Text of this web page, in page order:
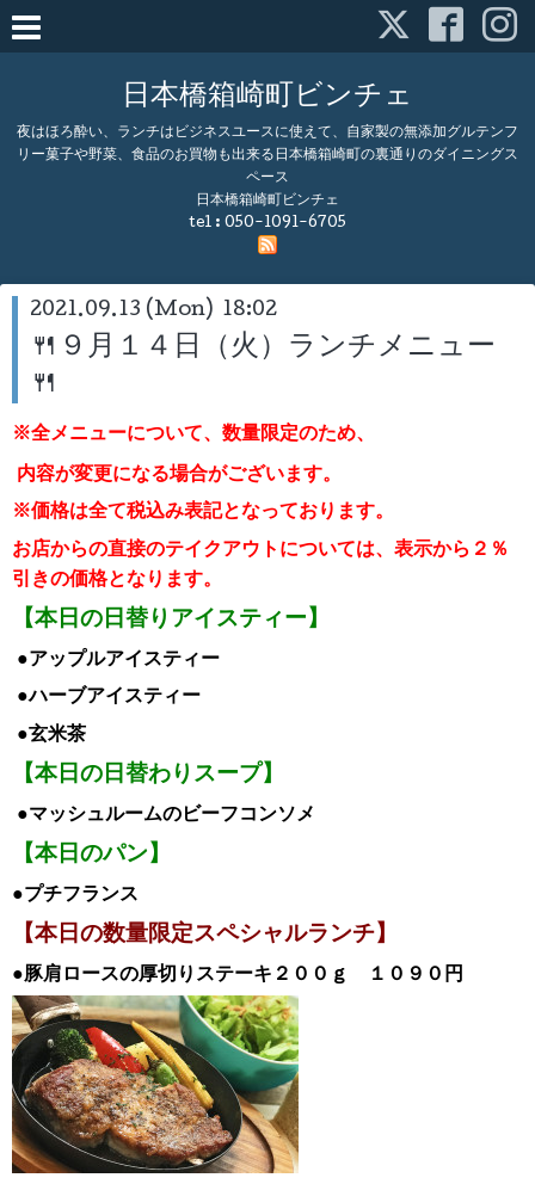
日本橋箱崎町ビンチェ
夜はほろ酔い、ランチはビジネスユースに使えて、自家製の無添加グルテンフ
リー菓子や野菜、食品のお買物も出来る日本橋箱崎町の裏通りのダイニングス
ペース
日本橋箱崎町ビンチェ
tel : 050-1091-6705
2021.09.13 (Mon) 18:02
🍴９月１４日（火）ランチメニュー
🍴
※全メニューについて、数量限定のため、
内容が変更になる場合がございます。
※価格は全て税込み表記となっております。
お店からの直接のテイクアウトについては、表示から２％
引きの価格となります。
【本日の日替りアイスティー】
●アップルアイスティー
●ハーブアイスティー
●玄米茶
【本日の日替わりスープ】
●マッシュルームのビーフコンソメ
【本日のパン】
●プチフランス
【本日の数量限定スペシャルランチ】
●豚肩ロースの厚切りステーキ２００ｇ １０９０円